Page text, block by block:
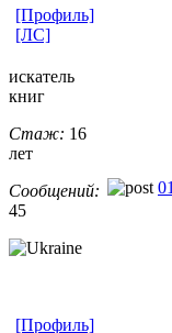
[Профиль]
[ЛС]
искатель
книг
Стаж: 16
лет
Сообщений:
45
[Профиль]